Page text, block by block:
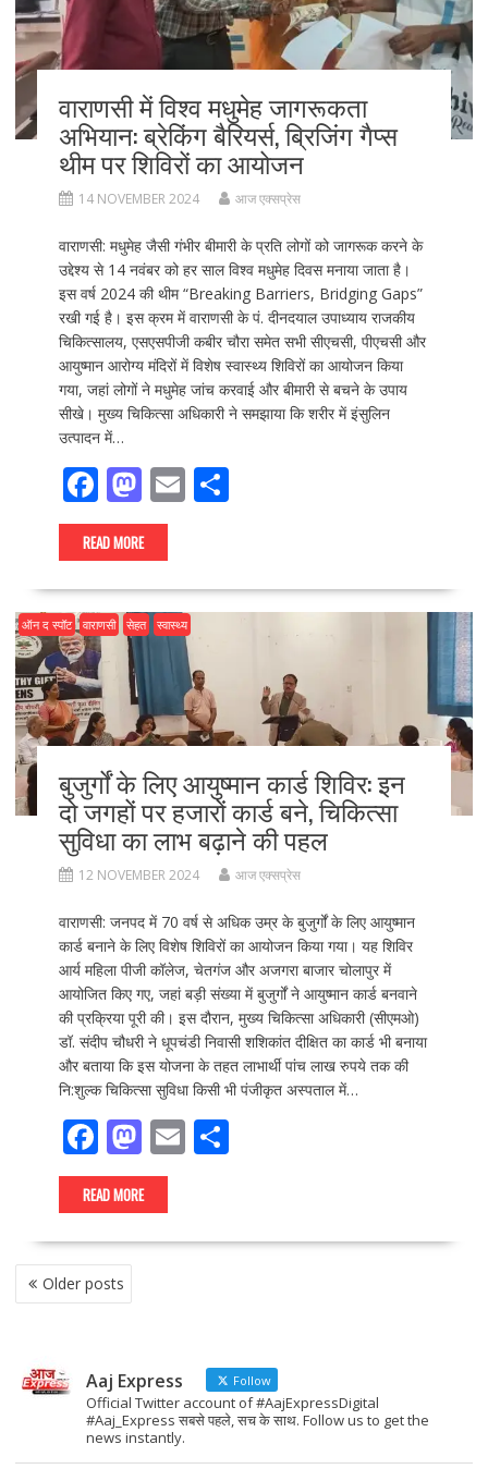
वाराणसी में विश्व मधुमेह जागरूकता
अभियान: ब्रेकिंग बैरियर्स, ब्रिजिंग गैप्स
थीम पर शिविरों का आयोजन
14 NOVEMBER 2024 आज एक्सप्रेस
वाराणसी: मधुमेह जैसी गंभीर बीमारी के प्रति लोगों को जागरूक करने के
उद्देश्य से 14 नवंबर को हर साल विश्व मधुमेह दिवस मनाया जाता है।
इस वर्ष 2024 की थीम “Breaking Barriers, Bridging Gaps”
रखी गई है। इस क्रम में वाराणसी के पं. दीनदयाल उपाध्याय राजकीय
चिकित्सालय, एसएसपीजी कबीर चौरा समेत सभी सीएचसी, पीएचसी और
आयुष्मान आरोग्य मंदिरों में विशेष स्वास्थ्य शिविरों का आयोजन किया
गया, जहां लोगों ने मधुमेह जांच करवाई और बीमारी से बचने के उपाय
सीखे। मुख्य चिकित्सा अधिकारी ने समझाया कि शरीर में इंसुलिन
उत्पादन में…
F
ac
e
b
o
o
k
M
as
to
d
o
n
E
l
S
e
READ MORE
ऑन द स्पॉट वाराणसी सेहत स्वास्थ्य
बुजुर्गों के लिए आयुष्मान कार्ड शिविर: इन
दो जगहों पर हजारों कार्ड बने, चिकित्सा
सुविधा का लाभ बढ़ाने की पहल
12 NOVEMBER 2024 आज एक्सप्रेस
वाराणसी: जनपद में 70 वर्ष से अधिक उम्र के बुजुर्गों के लिए आयुष्मान
कार्ड बनाने के लिए विशेष शिविरों का आयोजन किया गया। यह शिविर
आर्य महिला पीजी कॉलेज, चेतगंज और अजगरा बाजार चोलापुर में
आयोजित किए गए, जहां बड़ी संख्या में बुजुर्गों ने आयुष्मान कार्ड बनवाने
की प्रक्रिया पूरी की। इस दौरान, मुख्य चिकित्सा अधिकारी (सीएमओ)
डॉ. संदीप चौधरी ने धूपचंडी निवासी शशिकांत दीक्षित का कार्ड भी बनाया
और बताया कि इस योजना के तहत लाभार्थी पांच लाख रुपये तक की
नि:शुल्क चिकित्सा सुविधा किसी भी पंजीकृत अस्पताल में…
F
ac
e
b
o
o
M
as
to
d
E
l
S
e
READ MORE
POSTS
NAVIGATION
Older posts
Aaj Express Follow
Official Twitter account of #AajExpressDigital
#Aaj_Express सबसे पहले, सच के साथ. Follow us to get the
news instantly.